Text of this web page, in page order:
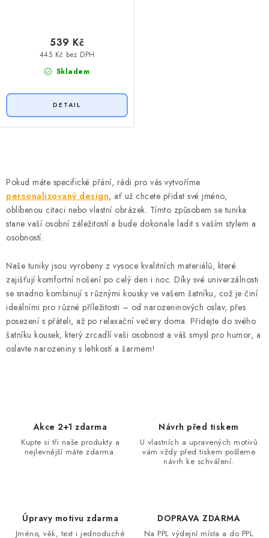
Skladem
445 Kč bez DPH
539 Kč
v
l
á
d
a
í
p
r
v
k
y
Pokud máte specifické přání, rádi pro vás vytvoříme
personalizovaný design, ať už chcete přidat své jméno,
oblíbenou citaci nebo vlastní obrázek. Tímto způsobem se tunika
stane vaší osobní záležitostí a bude dokonale ladit s vaším stylem a
osobností.
Naše tuniky jsou vyrobeny z vysoce kvalitních materiálů, které
zajišťují komfortní nošení po celý den i noc. Díky své univerzálnosti
se snadno kombinují s různými kousky ve vašem šatníku, což je činí
ideálními pro různé příležitosti – od narozeninových oslav, přes
posezení s přáteli, až po relaxační večery doma. Přidejte do svého
šatníku kousek, který zrcadlí vaši osobnost a váš smysl pro humor, a
oslavte narozeniny s lehkostí a šarmem!
Akce 2+1 zdarma
Kupte si tři naše produkty a
nejlevnější máte zdarma.
Návrh před tiskem
U vlastních a upravených motivů
vám vždy před tiskem pošleme
návrh ke schválení.
Úpravy motivu zdarma
Jméno, věk, text i jednoduché
DOPRAVA ZDARMA
Na PPL výdejní místa a do PPL